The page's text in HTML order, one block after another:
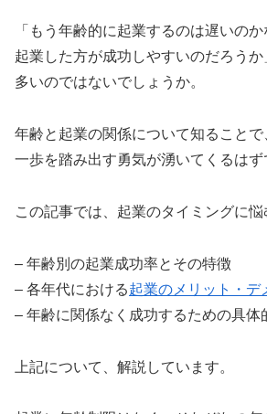
「もう年齢的に起業するのは遅いの
起業した方が成功しやすいのだろう
多いのではないでしょうか。
年齢と起業の関係について知ること
一歩を踏み出す勇気が湧いてくるはず
この記事では、起業のタイミングに悩
– 年齢別の起業成功率とその特徴
– 各年代における起業のメリット・デ
– 年齢に関係なく成功するための具体
上記について、解説しています。